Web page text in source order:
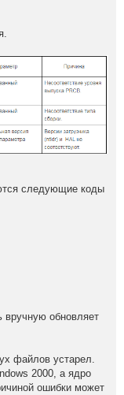
следующие коды
вручную обновляет
файлов устарел.
2000, а ядро
ошибки может